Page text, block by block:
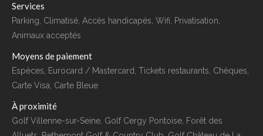
Services
Parking, Climatisé, Accès handicapés, Wifi, Privatisation,
Animaux acceptés
Moyens de paiement
Espèces, Eurocard / Mastercard, Tickets restaurants, Chèques,
Carte Visa, Carte Bleue
À proximité
Golf Villenne-sur-Seine, Golf Cergy Pontoise, Forêt des